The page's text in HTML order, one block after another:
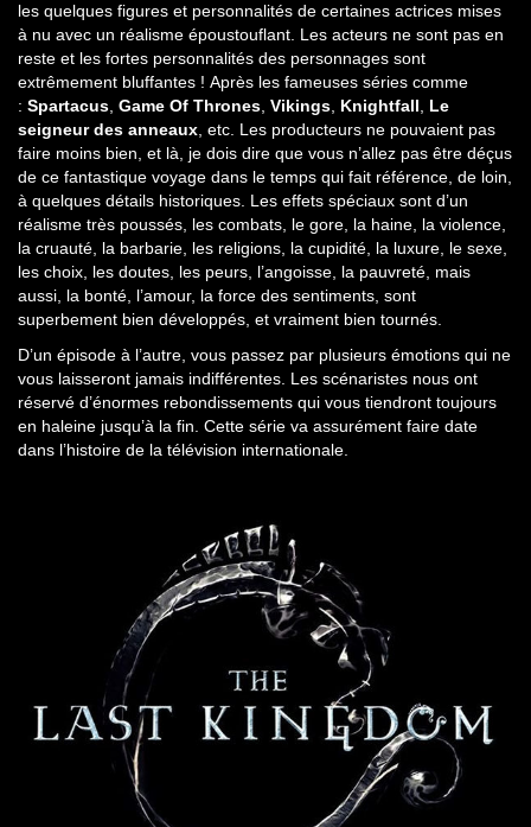
les quelques figures et personnalités de certaines actrices mises
à nu avec un réalisme époustouflant. Les acteurs ne sont pas en
reste et les fortes personnalités des personnages sont
extrêmement bluffantes ! Après les fameuses séries comme
: Spartacus Game Of Thrones Vikings Knightfall
Le
seigneur des anneaux , etc. Les producteurs ne pouvaient pas
faire moins bien, et là, je dois dire que vous n’allez pas être déçus
de ce fantastique voyage dans le temps qui fait référence, de loin,
à quelques détails historiques. Les effets spéciaux sont d’un
réalisme très poussés, les combats, le gore, la haine, la violence,
la cruauté, la barbarie, les religions, la cupidité, la luxure, le sexe,
les choix, les doutes, les peurs, l’angoisse, la pauvreté, mais
aussi, la bonté, l’amour, la force des sentiments, sont
superbement bien développés, et vraiment bien tournés.
D’un épisode à l’autre, vous passez par plusieurs émotions qui ne
vous laisseront jamais indifférentes. Les scénaristes nous ont
réservé d’énormes rebondissements qui vous tiendront toujours
en haleine jusqu’à la fin. Cette série va assurément faire date
dans l’histoire de la télévision internationale.